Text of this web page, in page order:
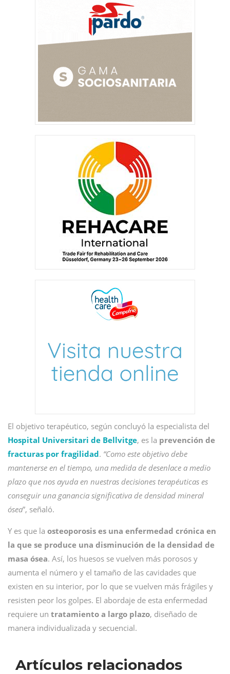
El objetivo terapéutico, según concluyó la especialista del
Hospital Universitari de Bellvitge, es la prevención de
fracturas por fragilidad. “Como este objetivo debe
mantenerse en el tiempo, una medida de desenlace a medio
plazo que nos ayuda en nuestras decisiones terapéuticas es
conseguir una ganancia significativa de densidad mineral
ósea”, señaló.
Y es que la osteoporosis es una enfermedad crónica en
la que se produce una disminución de la densidad de
masa ósea. Así, los huesos se vuelven más porosos y
aumenta el número y el tamaño de las cavidades que
existen en su interior, por lo que se vuelven más frágiles y
resisten peor los golpes. El abordaje de esta enfermedad
requiere un tratamiento a largo plazo, diseñado de
manera individualizada y secuencial.
Artículos relacionados